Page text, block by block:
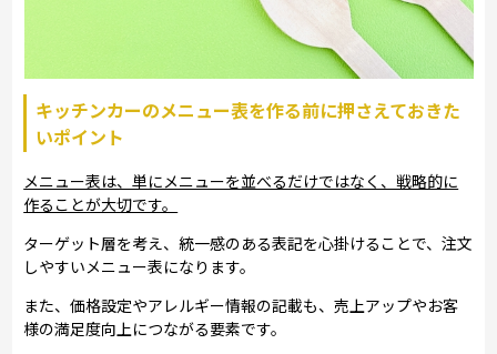
キッチンカーのメニュー表を作る前に押さえておきた
いポイント
メニュー表は、単にメニューを並べるだけではなく、戦略的に
作ることが大切です。
ターゲット層を考え、統一感のある表記を心掛けることで、注文
しやすいメニュー表になります。
また、価格設定やアレルギー情報の記載も、売上アップやお客
様の満足度向上につながる要素です。